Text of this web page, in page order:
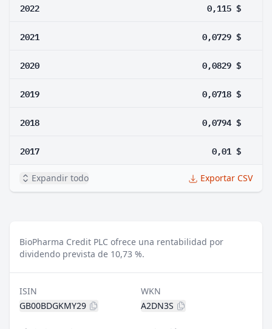
2022 0,115 $
2021 0,0729 $
2020 0,0829 $
2019 0,0718 $
2018 0,0794 $
2017 0,01 $
Expandir todo Exportar CSV
BioPharma Credit PLC ofrece una rentabilidad por
dividendo prevista de 10,73 %.
ISIN
GB00BDGKMY29
WKN
A2DN3S